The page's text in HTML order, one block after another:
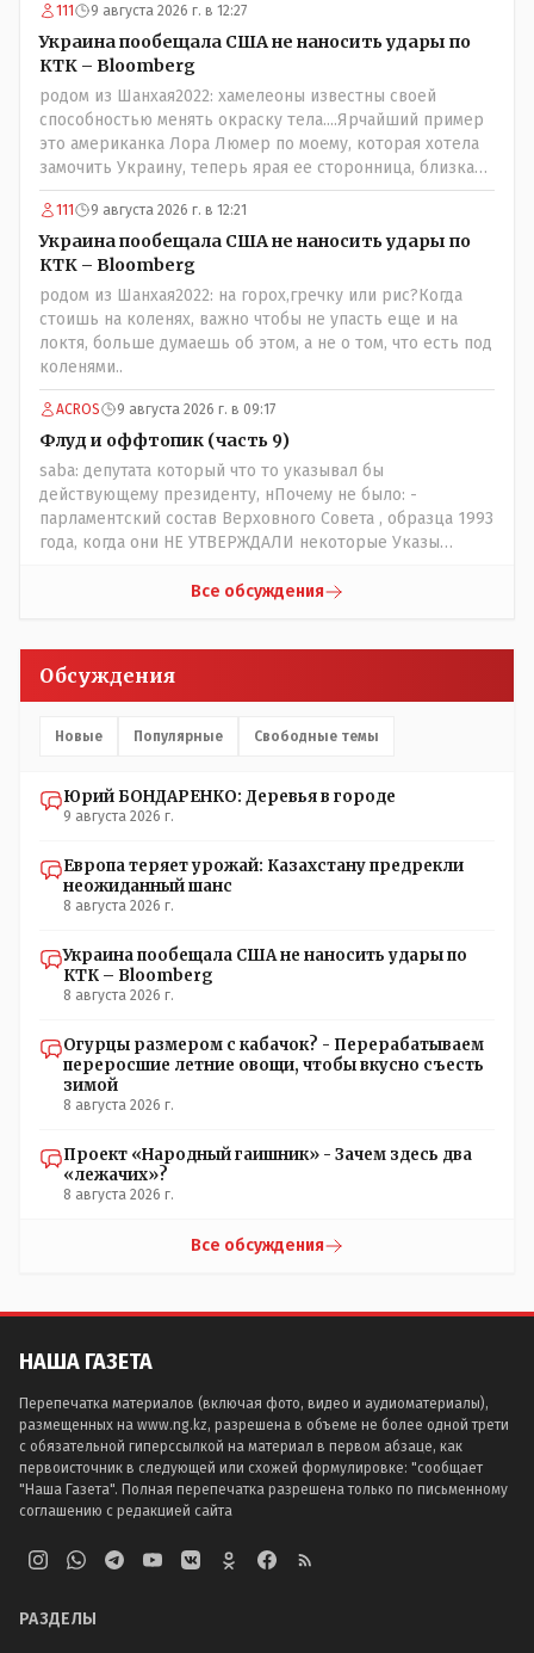
111 9 августа 2026 г. в 12:27
Украина пообещала США не наносить удары по
КТК – Bloomberg
родом из Шанхая2022: хамелеоны известны своей
способностью менять окраску тела....Ярчайший пример
это американка Лора Люмер по моему, которая хотела
замочить Украину, теперь ярая ее сторонница, близкая
к Трампу. Ну и западные страны тем более, которые
предоставляли Зеленскому убежище, чтоб он бежал и
которые развернулись потом на 180 или 360 градусов,
посмотрев на того, как он не сдался, но ты же там сам
живешь и многое знаешь о тех, на кого работаешь.. Это
просто прагматизм и ничего личного. Победим мы, они
встанут под нас и наоборот и все это понимают..
111 9 августа 2026 г. в 12:21
Украина пообещала США не наносить удары по
КТК – Bloomberg
родом из Шанхая2022: на горох,гречку или рис?Когда
стоишь на коленях, важно чтобы не упасть еще и на
локтя, больше думаешь об этом, а не о том, что есть под
коленями..
ACROS 9 августа 2026 г. в 09:17
Флуд и оффтопик (часть 9)
saba: депутата который что то указывал бы
действующему президенту, нПочему не было: -
парламентский состав Верховного Совета , образца 1993
года, когда они НЕ УТВЕРЖДАЛИ некоторые Указы
некоторых вопросах внутренней политики, и тогда
юывший секретарь ЦК КП Казахстана , впоследствии -
депутат Верховного Совета и Мажлиса и Председатель
НЕОДНОКРАТНО, указывал и многократно на недостатки
Все обсуждения
Обсуждения
Новые Популярные Свободные темы
Юрий БОНДАРЕНКО: Деревья в городе
9 августа 2026 г.
Европа теряет урожай: Казахстану предрекли
неожиданный шанс
8 августа 2026 г.
Украина пообещала США не наносить удары по
КТК – Bloomberg
8 августа 2026 г.
Огурцы размером с кабачок? - Перерабатываем
переросшие летние овощи, чтобы вкусно съесть
зимой
8 августа 2026 г.
Проект «Народный гаишник» - Зачем здесь два
«лежачих»?
8 августа 2026 г.
Все обсуждения
НАША ГАЗЕТА
Перепечатка материалов (включая фото, видео и аудиоматериалы),
размещенных на www.ng.kz, разрешена в объеме не более одной трети
с обязательной гиперссылкой на материал в первом абзаце, как
первоисточник в следующей или схожей формулировке: "сообщает
"Наша Газета". Полная перепечатка разрешена только по письменному
соглашению с редакцией сайта
РАЗДЕЛЫ